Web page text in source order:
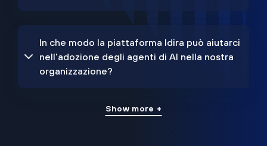
In che modo la piattaforma Idira può aiutarci
nell'adozione degli agenti di AI nella nostra
organizzazione?
Show more +